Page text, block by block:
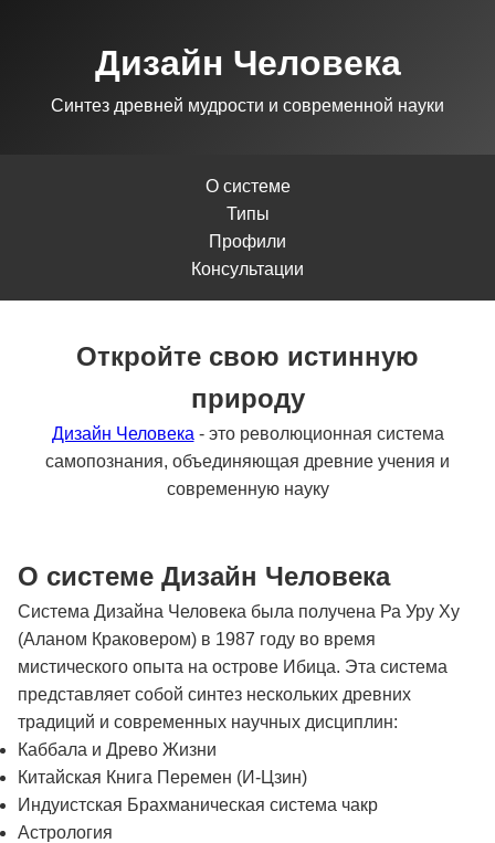
Дизайн Человека
Синтез древней мудрости и современной науки
О системе
Типы
Профили
Консультации
Откройте свою истинную
природу
Дизайн Человека - это революционная система
самопознания, объединяющая древние учения и
современную науку
О системе Дизайн Человека
Система Дизайна Человека была получена Ра Уру Ху
(Аланом Краковером) в 1987 году во время
мистического опыта на острове Ибица. Эта система
представляет собой синтез нескольких древних
традиций и современных научных дисциплин:
Каббала и Древо Жизни
Китайская Книга Перемен (И-Цзин)
Индуистская Брахманическая система чакр
Астрология